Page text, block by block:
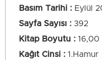
Basım Tarihi
Eylül
Sayfa Sayısı
392
Kitap Boyutu
16,00
Kağıt Cinsi
1.Hamur